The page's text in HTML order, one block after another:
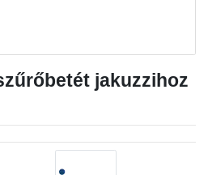
jakuzzihoz